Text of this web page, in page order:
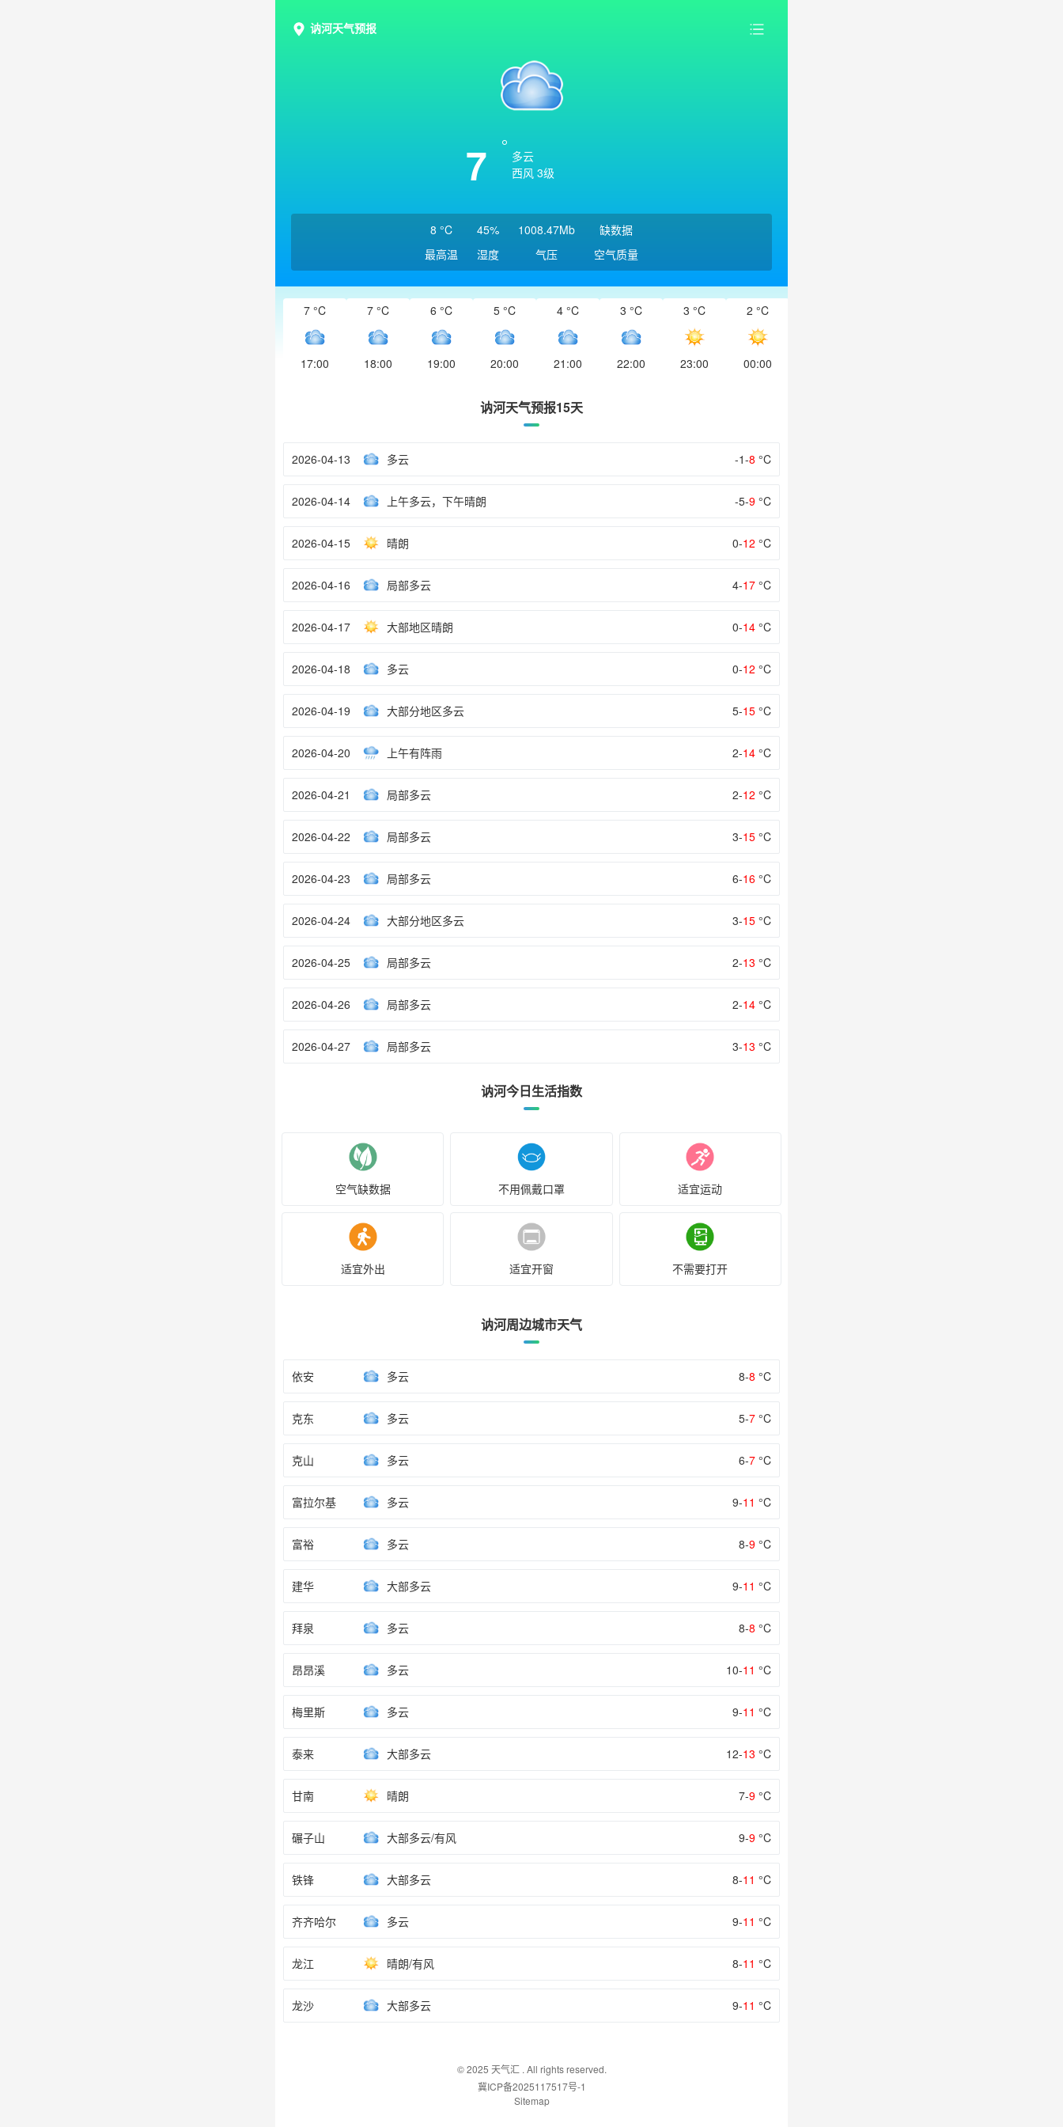
讷河天气预报
7
多云
西风 3级
8 °C
最高温
45%
湿度
1008.47Mb
气压
缺数据
空气质量
7 °C
17:00
7 °C
18:00
6 °C
19:00
5 °C
20:00
4 °C
21:00
3 °C
22:00
3 °C
23:00
2 °C
00:00
讷河天气预报15天
2026-04-13 多云 -1-8 °C
2026-04-14 上午多云，下午晴朗 -5-9 °C
2026-04-15 晴朗 0-12 °C
2026-04-16 局部多云 4-17 °C
2026-04-17 大部地区晴朗 0-14 °C
2026-04-18 多云 0-12 °C
2026-04-19 大部分地区多云 5-15 °C
2026-04-20 上午有阵雨 2-14 °C
2026-04-21 局部多云 2-12 °C
2026-04-22 局部多云 3-15 °C
2026-04-23 局部多云 6-16 °C
2026-04-24 大部分地区多云 3-15 °C
2026-04-25 局部多云 2-13 °C
2026-04-26 局部多云 2-14 °C
2026-04-27 局部多云 3-13 °C
讷河今日生活指数
空气缺数据 不用佩戴口罩 适宜运动
适宜外出 适宜开窗 不需要打开
讷河周边城市天气
依安 多云 8-8 °C
克东 多云 5-7 °C
克山 多云 6-7 °C
富拉尔基 多云 9-11 °C
富裕 多云 8-9 °C
建华 大部多云 9-11 °C
拜泉 多云 8-8 °C
昂昂溪 多云 10-11 °C
梅里斯 多云 9-11 °C
泰来 大部多云 12-13 °C
甘南 晴朗 7-9 °C
碾子山 大部多云/有风 9-9 °C
铁锋 大部多云 8-11 °C
齐齐哈尔 多云 9-11 °C
龙江 晴朗/有风 8-11 °C
龙沙 大部多云 9-11 °C
© 2025 天气汇. All rights reserved.
冀ICP备2025117517号-1
Sitemap